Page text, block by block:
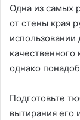
Одна из самых
от стены края
однако
Подготовьте
вытирания его